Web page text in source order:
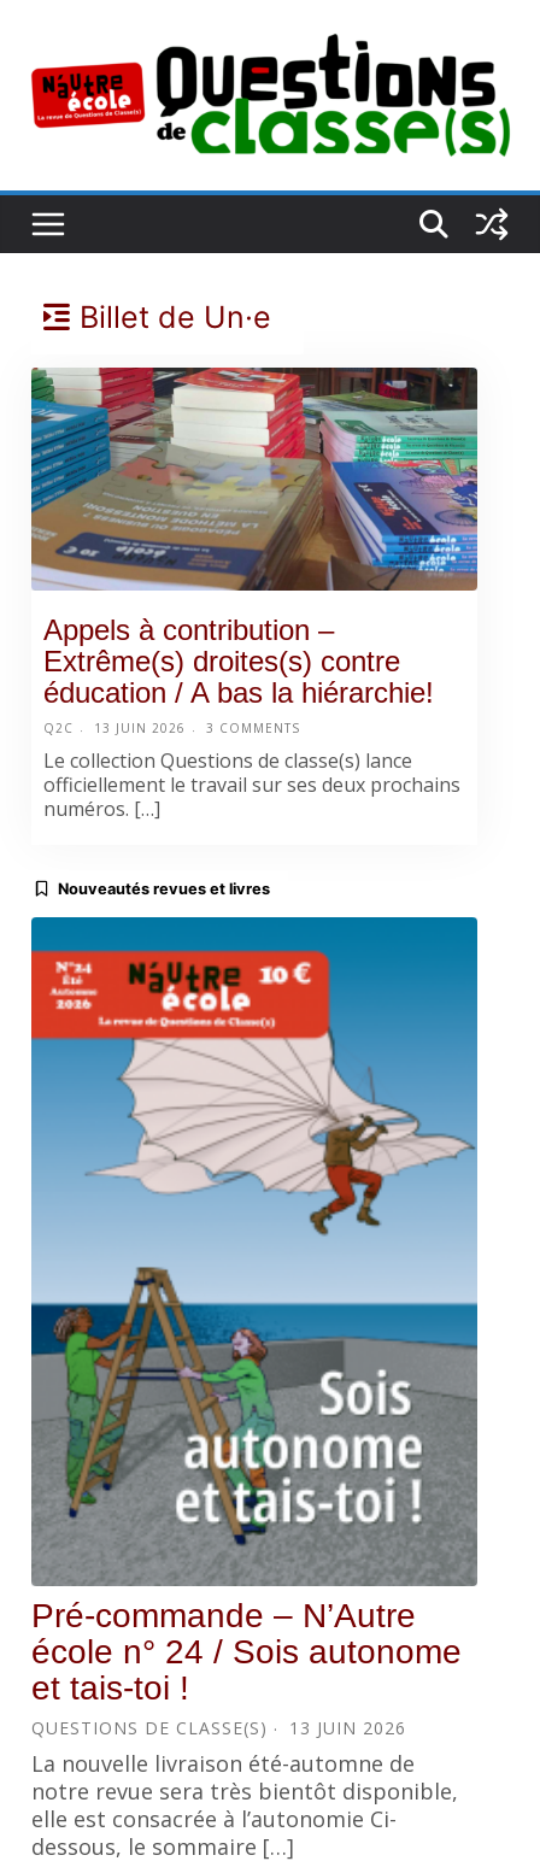
contenu
Billet de Un·e
Appels à contribution –
Extrême(s) droites(s) contre
éducation / A bas la hiérarchie!
Q2C 13 JUIN 2026 3 COMMENTS
Le collection Questions de classe(s) lance
officiellement le travail sur ses deux prochains
numéros. […]
Nouveautés revues et livres
Pré-commande – N’Autre
école n° 24 / Sois autonome
et tais-toi !
QUESTIONS DE CLASSE(S) 13 JUIN 2026
La nouvelle livraison été-automne de
notre revue sera très bientôt disponible,
elle est consacrée à l’autonomie Ci-
dessous, le sommaire […]